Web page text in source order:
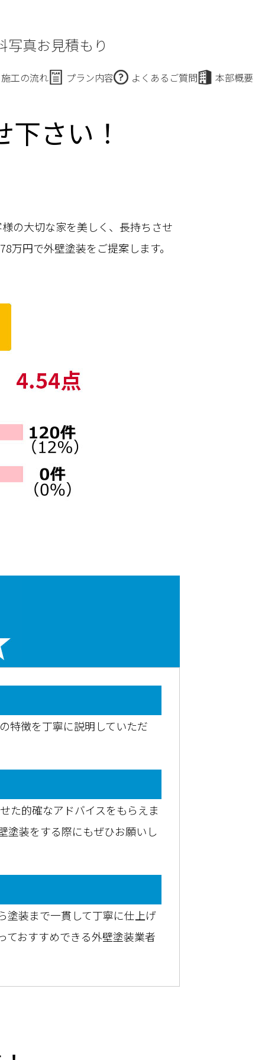
写真お見積もり
施工の流れ プラン内容 よくあるご質問 本部概要
さい！
の大切な家を美しく、長持ちさせ
円で外壁塗装をご提案します。
特徴を丁寧に説明していただ
た的確なアドバイスをもらえま
塗装をする際にもぜひお願いし
塗装まで一貫して丁寧に仕上げ
ておすすめできる外壁塗装業者